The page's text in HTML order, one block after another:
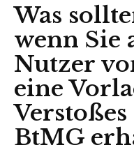
Was
wenn Sie
Nutzer
eine
Verstoßes
BtMG